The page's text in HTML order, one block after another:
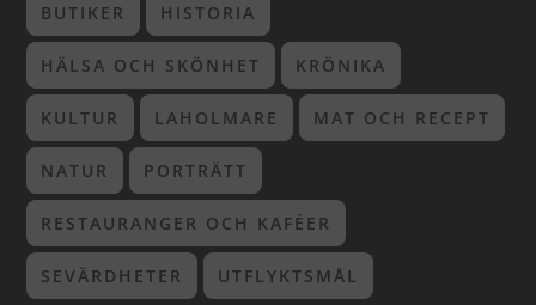
BUTIKER HISTORIA
HÄLSA OCH SKÖNHET KRÖNIKA
KULTUR LAHOLMARE MAT OCH RECEPT
NATUR PORTRÄTT
RESTAURANGER OCH KAFÉER
SEVÄRDHETER UTFLYKTSMÅL